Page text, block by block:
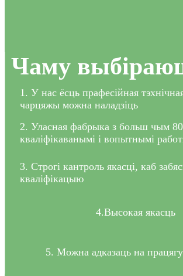
Чаму
1. У нас ёсць прафесійная
чарцяжы можна наладзіць
2. Уласная фабрыка з больш чым
кваліфікаванымі і вопытнымі
3. Строгі кантроль якасці, каб
кваліфікацыю
4.Высокая якасць
5. Можна адказаць на працягу